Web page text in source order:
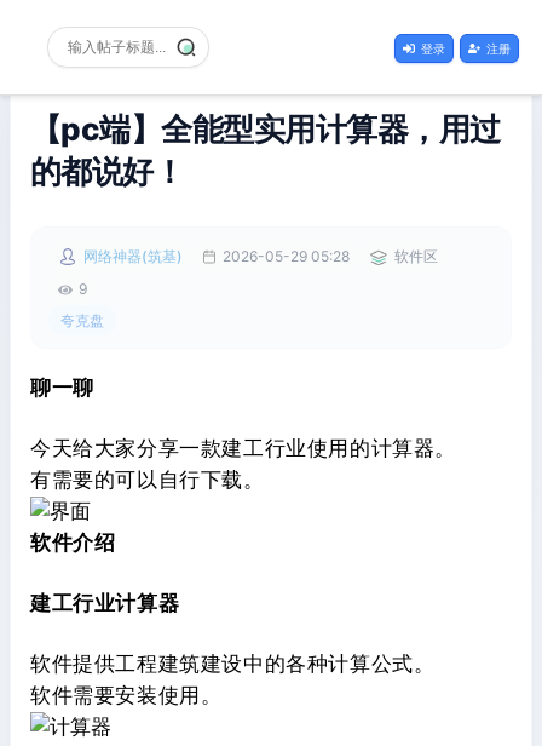
登录 注册
【pc端】全能型实用计算器，用过
的都说好！
网络神器(筑基) 2026-05-29 05:28
软件区
9
夸克盘
聊一聊
今天给大家分享一款建工行业使用的计算器。
有需要的可以自行下载。
软件介绍
建工行业计算器
软件提供工程建筑建设中的各种计算公式。
软件需要安装使用。